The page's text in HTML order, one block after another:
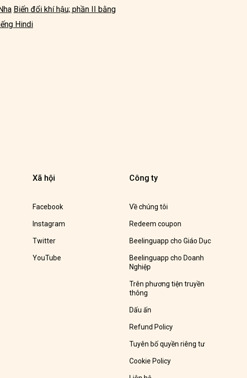
Biến đổi khí hậu; phần II bằng
Hindi
Xã hội
Facebook
Instagram
Twitter
YouTube
Công ty
Về chúng tôi
Redeem coupon
Beelinguapp cho Giáo Dục
Beelinguapp cho Doanh
Nghiệp
Trên phương tiện truyền
thông
Dấu ấn
Refund Policy
Tuyên bố quyền riêng tư
Cookie Policy